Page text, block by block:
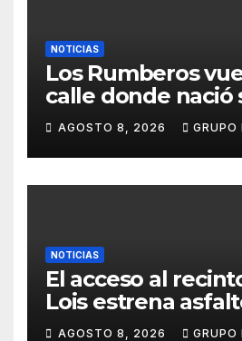
NOTICIAS
Los Rumberos
calle donde nació
51 años después,
barrio, el mismo
AGOSTO 8, 2026 GRUPO
NOTICIAS
El acceso al
Lois estrena
de espera
AGOSTO 8, 2026 GRUPO